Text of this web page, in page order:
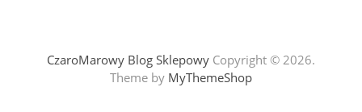
CzaroMarowy Blog SklepowyCopyright © 2026.
Theme by MyThemeShop